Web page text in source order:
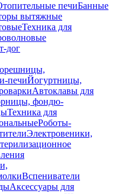
печиБанные
вытяжные
Техника для
дог
печиЙогуртницы,
Автоклавы для
фондю-
Техника для
Роботы-
Электровеники,
Вспениватели
Аксессуары для